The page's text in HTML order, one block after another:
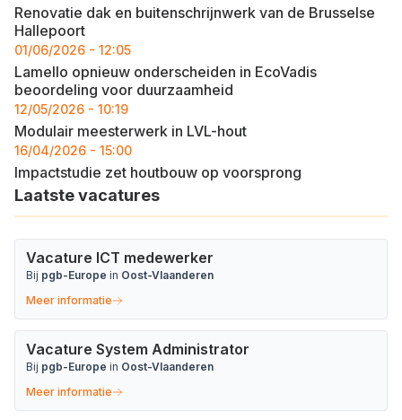
Renovatie dak en buitenschrijnwerk van de Brusselse
Hallepoort
01/06/2026 - 12:05
Lamello opnieuw onderscheiden in EcoVadis
beoordeling voor duurzaamheid
12/05/2026 - 10:19
Modulair meesterwerk in LVL-hout
16/04/2026 - 15:00
Impactstudie zet houtbouw op voorsprong
Laatste vacatures
Vacature ICT medewerker
Bij pgb-Europe in Oost-Vlaanderen
Meer informatie
Vacature System Administrator
Bij pgb-Europe in Oost-Vlaanderen
Meer informatie